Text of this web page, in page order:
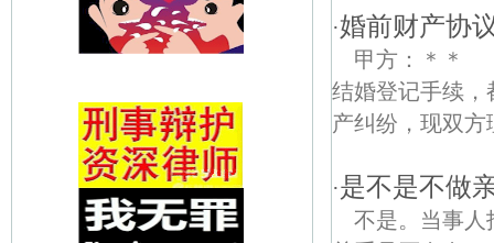
·婚前财产协
甲方：＊＊
结婚登记手续，
产纠纷，现双
·是不是不做
不是。当事人